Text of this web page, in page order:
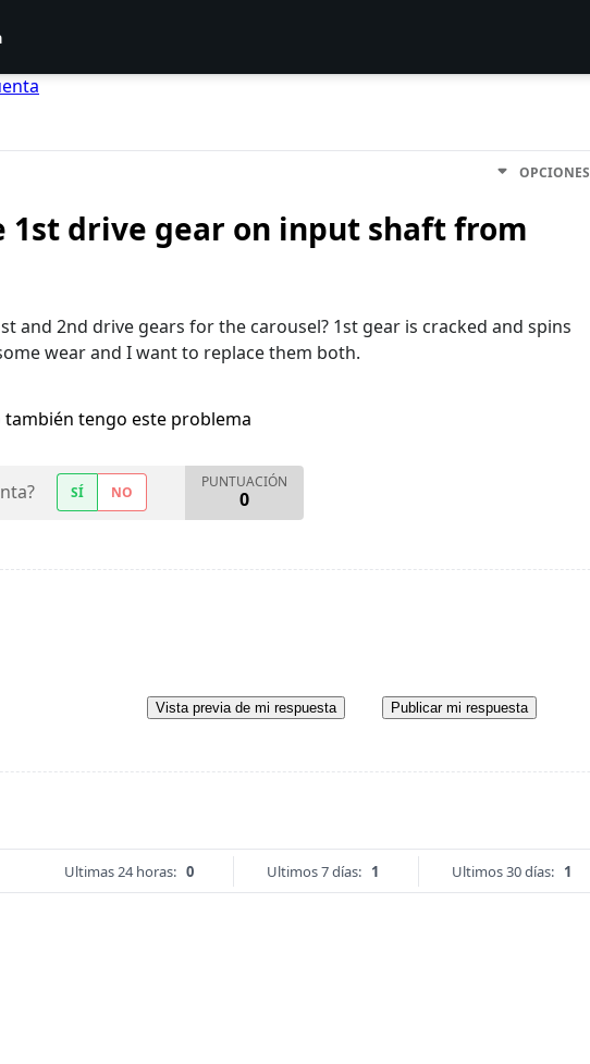
OPCIONES
1st drive gear on input shaft from
and 2nd drive gears for the carousel? 1st gear is cracked and spins
wear and I want to replace them both.
también tengo este problema
SÍ NO
PUNTUACIÓN
0
Vista previa de mi respuesta Publicar mi respuesta
Ultimas 24 horas: 0 Ultimos 7 días: 1 Ultimos 30 días: 1